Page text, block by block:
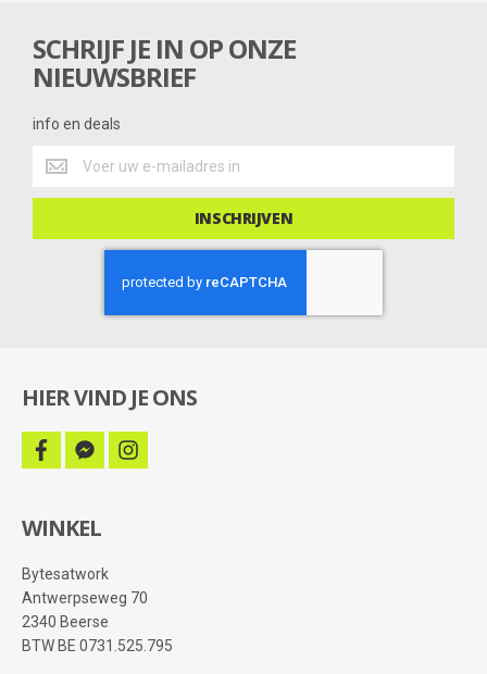
SCHRIJF JE IN OP ONZE
NIEUWSBRIEF
info en deals
info
en
deals
INSCHRIJVEN
HIER VIND JE ONS
facebook
facebook-
messenger
instagram
WINKEL
Bytesatwork
Antwerpseweg 70
2340 Beerse
BTW BE 0731.525.795